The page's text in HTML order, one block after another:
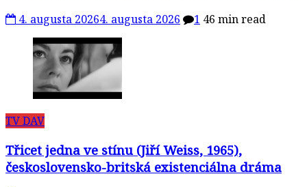
4. augusta 20264. augusta 2026 1 46 min read
TV DAV
Třicet jedna ve stínu (Jiří Weiss, 1965),
československo-britská existenciálna dráma